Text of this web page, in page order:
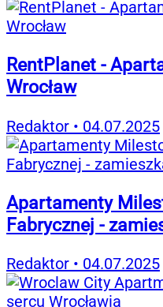
RentPlanet -
Wrocław
Redaktor • 04.07.2025
Apartamenty
Fabrycznej -
Redaktor • 04.07.2025